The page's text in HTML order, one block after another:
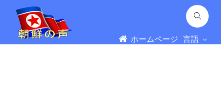
ホームページ 言語